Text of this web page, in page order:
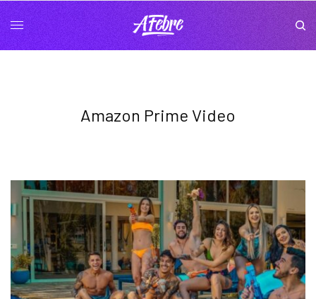
Amazon Prime Video